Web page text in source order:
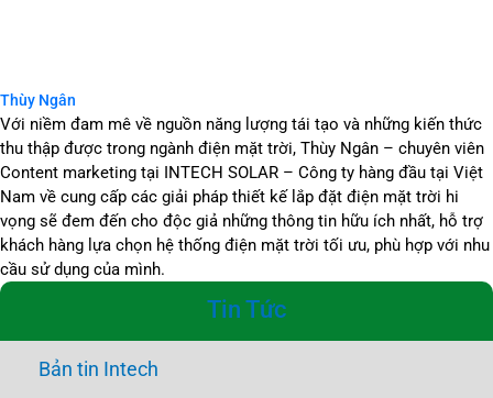
Thùy Ngân
Với niềm đam mê về nguồn năng lượng tái tạo và những kiến thức
thu thập được trong ngành điện mặt trời, Thùy Ngân – chuyên viên
Content marketing tại INTECH SOLAR – Công ty hàng đầu tại Việt
Nam về cung cấp các giải pháp thiết kế lắp đặt điện mặt trời hi
vọng sẽ đem đến cho độc giả những thông tin hữu ích nhất, hỗ trợ
khách hàng lựa chọn hệ thống điện mặt trời tối ưu, phù hợp với nhu
cầu sử dụng của mình.
Tin Tức
Bản tin Intech